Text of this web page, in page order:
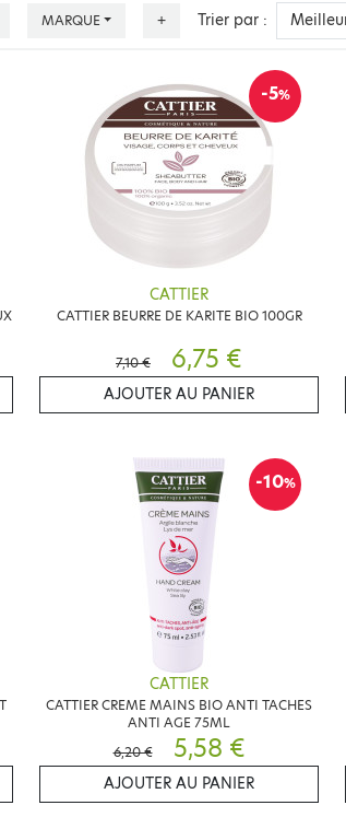
MARQUE + Trier par :
-5%
CATTIER
CATTIER BEURRE DE KARITE BIO 100GR
7,10 € 6,75 €
AJOUTER AU PANIER
-10%
CATTIER
CATTIER CREME MAINS BIO ANTI TACHES
ANTI AGE 75ML
6,20 €
5,58 €
AJOUTER AU PANIER